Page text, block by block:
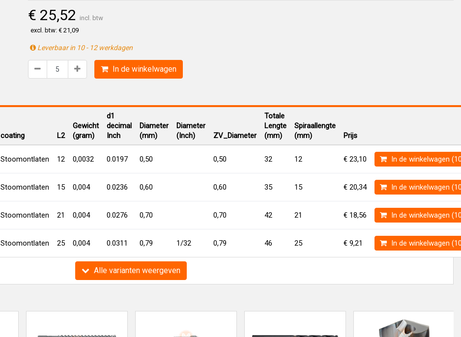
€ 25,52
incl. btw
excl. btw: € 21,09
Leverbaar in 10 - 12 werkdagen
In de winkelwagen
coating L2
Gewicht
(gram)
d1
decimal
Inch
Diameter
(mm)
Diameter
(Inch)
ZV_Diameter
Totale
Lengte
(mm)
Spiraallengte
(mm)
Prijs
Stoomontlaten 12 0,0032 0.0197 0,50 0,50 32 12 € 23,10 In de winkelwagen
Stoomontlaten 15 0,004 0.0236 0,60 0,60 35 15 € 20,34 In de winkelwagen
Stoomontlaten 21 0,004 0.0276 0,70 0,70 42 21 € 18,56 In de winkelwagen
Stoomontlaten 25 0,004 0.0311 0,79 1/32 0,79 46 25 € 9,21 In de winkelwagen
Alle varianten weergeven